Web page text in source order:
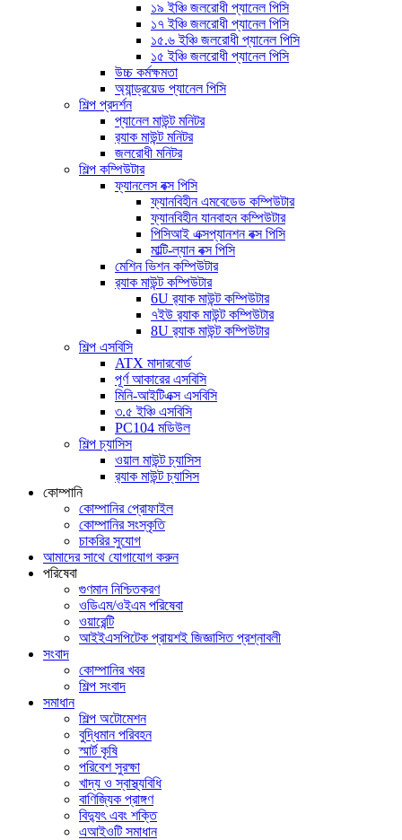
১৯ ইঞ্চি জলরোধী প্যানেল পিসি
১৭ ইঞ্চি জলরোধী প্যানেল পিসি
১৫.৬ ইঞ্চি জলরোধী প্যানেল পিসি
১৫ ইঞ্চি জলরোধী প্যানেল পিসি
উচ্চ কর্মক্ষমতা
অ্যান্ড্রয়েড প্যানেল পিসি
শিল্প প্রদর্শন
প্যানেল মাউন্ট মনিটর
র‍্যাক মাউন্ট মনিটর
জলরোধী মনিটর
শিল্প কম্পিউটার
ফ্যানলেস বক্স পিসি
ফ্যানবিহীন এমবেডেড কম্পিউটার
ফ্যানবিহীন যানবাহন কম্পিউটার
পিসিআই এক্সপ্যানশন বক্স পিসি
মাল্টি-ল্যান বক্স পিসি
মেশিন ভিশন কম্পিউটার
র‍্যাক মাউন্ট কম্পিউটার
6U র‍্যাক মাউন্ট কম্পিউটার
৭ইউ র‍্যাক মাউন্ট কম্পিউটার
8U র‍্যাক মাউন্ট কম্পিউটার
শিল্প এসবিসি
ATX মাদারবোর্ড
পূর্ণ আকারের এসবিসি
মিনি-আইটিএক্স এসবিসি
৩.৫ ইঞ্চি এসবিসি
PC104 মডিউল
শিল্প চ্যাসিস
ওয়াল মাউন্ট চ্যাসিস
র‍্যাক মাউন্ট চ্যাসিস
কোম্পানি
কোম্পানির প্রোফাইল
কোম্পানির সংস্কৃতি
চাকরির সুযোগ
আমাদের সাথে যোগাযোগ করুন
পরিষেবা
গুণমান নিশ্চিতকরণ
ওডিএম/ওইএম পরিষেবা
ওয়ারেন্টি
আইইএসপিটেক প্রায়শই জিজ্ঞাসিত প্রশ্নাবলী
সংবাদ
কোম্পানির খবর
শিল্প সংবাদ
সমাধান
শিল্প অটোমেশন
বুদ্ধিমান পরিবহন
স্মার্ট কৃষি
পরিবেশ সুরক্ষা
খাদ্য ও স্বাস্থ্যবিধি
বাণিজ্যিক প্রাঙ্গণ
বিদ্যুৎ এবং শক্তি
এআইওটি সমাধান